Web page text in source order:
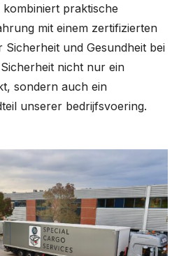
praktische
mit einem zertifizierten
Sicherheit und Gesundheit bei
nicht nur ein
sondern auch ein
unserer bedrijfsvoering.